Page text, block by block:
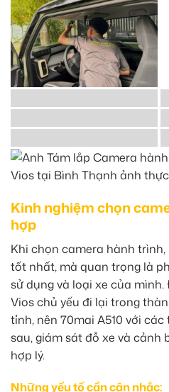
Kinh nghiệm chọn
hợp
Khi chọn camera hành
tốt nhất, mà quan trọng là
sử dụng và loại xe của
Vios chủ yếu đi lại trong
tỉnh, nên 70mai A510 với
sau, giám sát đỗ xe và cảnh
hợp lý.
Những yếu tố cần cân nhắc: